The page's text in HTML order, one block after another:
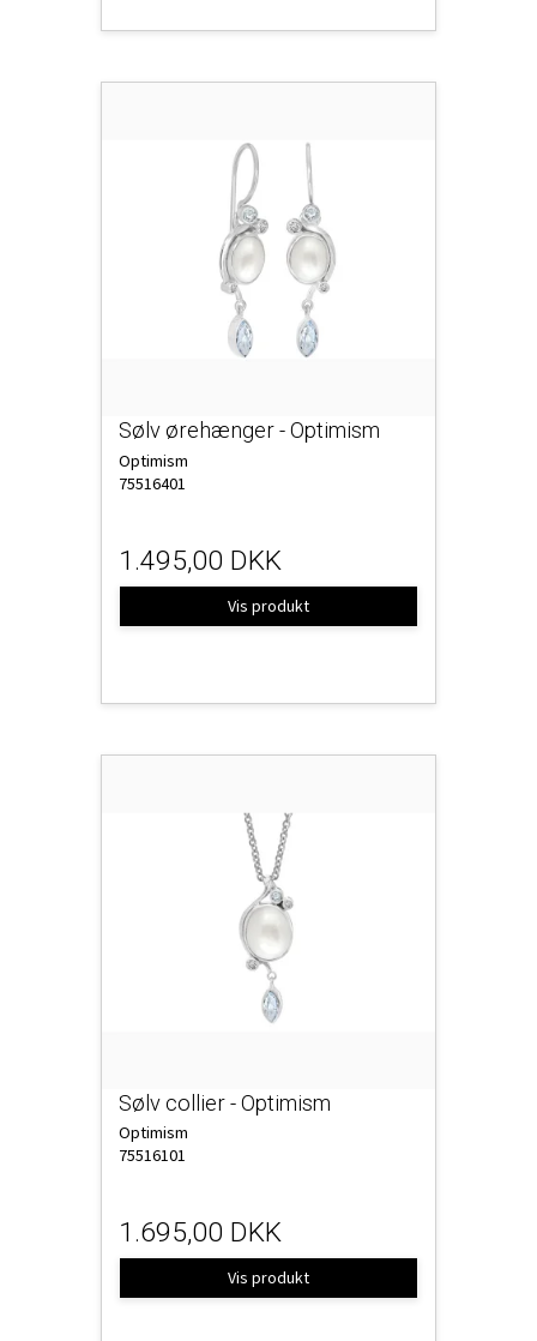
Sølv ørehænger - Optimism
Optimism
75516401
1.495,00 DKK
Vis produkt
Sølv collier - Optimism
Optimism
75516101
1.695,00 DKK
Vis produkt